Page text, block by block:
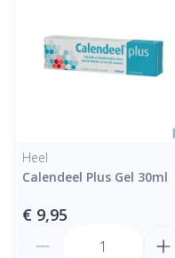
Heel
Calendeel Plus Gel 30ml
€ 9,95